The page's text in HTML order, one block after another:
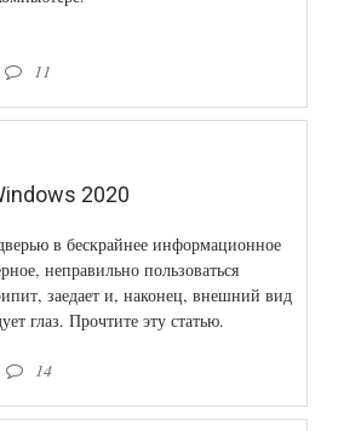
11
2020
в бескрайнее информационное
неправильно пользоваться
заедает и, наконец, внешний вид
глаз. Прочтите эту статью.
14